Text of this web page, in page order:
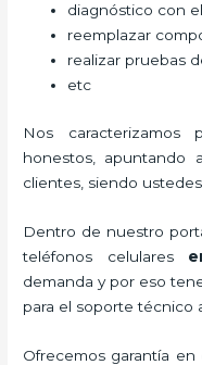
diagnóstico con
reemplazar
realizar pruebas
etc
Nos caracterizamos
honestos, apuntando
clientes, siendo
Dentro de nuestro
teléfonos celulares
demanda y por eso
para el soporte técnico
Ofrecemos garantía